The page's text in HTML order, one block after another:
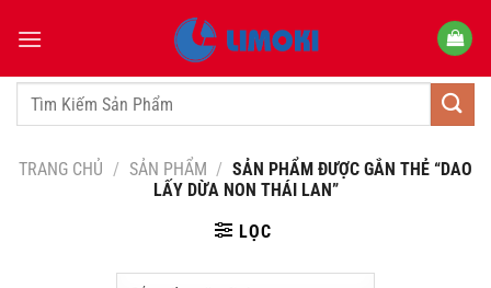
qua
dungTìm
TRANG CHỦ / SẢN PHẨM / SẢN PHẨM ĐƯỢC GẮN THẺ “DAO
LẤY DỪA NON THÁI LAN”
LỌC